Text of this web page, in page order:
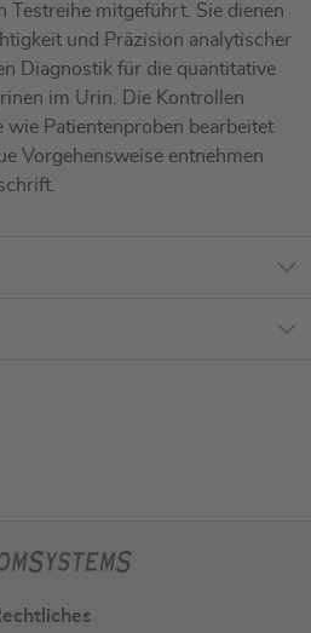
Testreihe mitgeführt. Sie dienen
und Präzision analytischer
Diagnostik für die quantitative
im Urin. Die Kontrollen
Patientenproben bearbeitet
Vorgehensweise entnehmen